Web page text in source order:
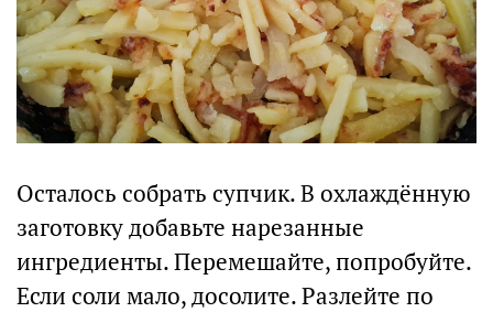
Осталось собрать супчик. В охлаждённую
заготовку добавьте нарезанные
ингредиенты. Перемешайте, попробуйте.
Если соли мало, досолите. Разлейте по